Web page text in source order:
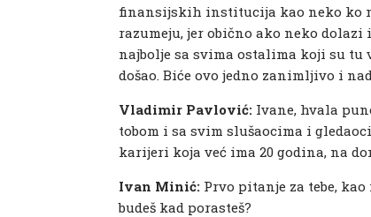
finansijskih institucija kao neko ko
razumeju, jer obično ako neko
najbolje sa svima ostalima koji su tu
došao. Biće ovo jedno zanimljivo i
Vladimir Pavlović: Ivane, hvala
tobom i sa svim slušaocima i
karijeri koja već ima 20 godina, na
Ivan Minić: Prvo pitanje za tebe,
budeš kad porasteš?